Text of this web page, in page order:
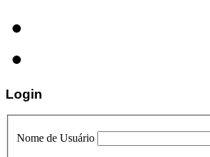
Login
Nome de Usuário